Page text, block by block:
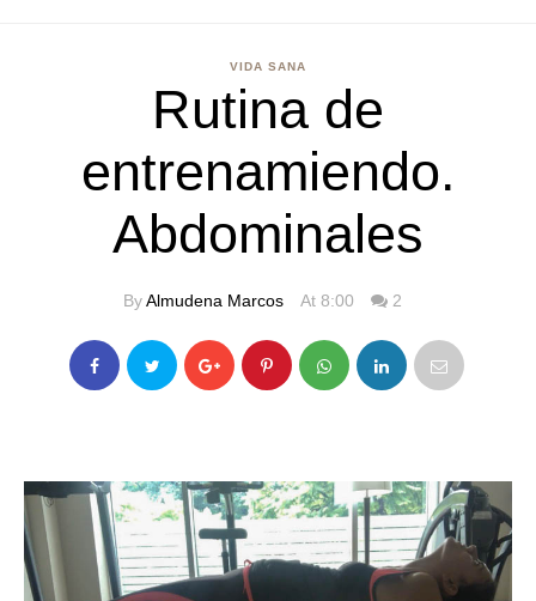
VIDA SANA
Rutina de
entrenamiendo.
Abdominales
ByAlmudena Marcos At 8:00 2